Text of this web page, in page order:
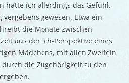
hatte ich allerdings das Gefühl,
gewesen. Etwa ein
die Monate zwischen
aus der Ich-Perspektive eines
Mädchens, mit allen Zweifeln
die Zugehörigkeit zu den